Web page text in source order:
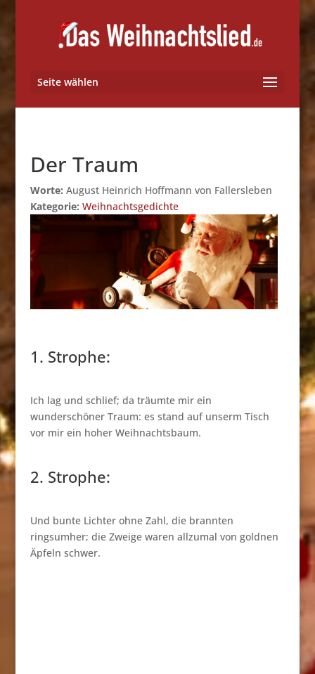
Seite wählen
Der Traum
Worte: August Heinrich Hoffmann von Fallersleben
Kategorie: Weihnachtsgedichte
1. Strophe:
Ich lag und schlief; da träumte mir ein
wunderschöner Traum: es stand auf unserm Tisch
vor mir ein hoher Weihnachtsbaum.
2. Strophe:
Und bunte Lichter ohne Zahl, die brannten
ringsumher; die Zweige waren allzumal von goldnen
Äpfeln schwer.